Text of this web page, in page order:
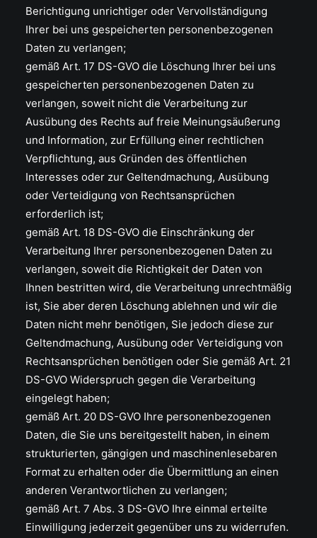
Berichtigung unrichtiger oder Vervollständigung
Ihrer bei uns gespeicherten personenbezogenen
Daten zu verlangen;
gemäß Art. 17 DS-GVO die Löschung Ihrer bei uns
gespeicherten personenbezogenen Daten zu
verlangen, soweit nicht die Verarbeitung zur
Ausübung des Rechts auf freie Meinungsäußerung
und Information, zur Erfüllung einer rechtlichen
Verpflichtung, aus Gründen des öffentlichen
Interesses oder zur Geltendmachung, Ausübung
oder Verteidigung von Rechtsansprüchen
erforderlich ist;
gemäß Art. 18 DS-GVO die Einschränkung der
Verarbeitung Ihrer personenbezogenen Daten zu
verlangen, soweit die Richtigkeit der Daten von
Ihnen bestritten wird, die Verarbeitung unrechtmäßig
ist, Sie aber deren Löschung ablehnen und wir die
Daten nicht mehr benötigen, Sie jedoch diese zur
Geltendmachung, Ausübung oder Verteidigung von
Rechtsansprüchen benötigen oder Sie gemäß Art. 21
DS-GVO Widerspruch gegen die Verarbeitung
eingelegt haben;
gemäß Art. 20 DS-GVO Ihre personenbezogenen
Daten, die Sie uns bereitgestellt haben, in einem
strukturierten, gängigen und maschinenlesebaren
Format zu erhalten oder die Übermittlung an einen
anderen Verantwortlichen zu verlangen;
gemäß Art. 7 Abs. 3 DS-GVO Ihre einmal erteilte
Einwilligung jederzeit gegenüber uns zu widerrufen.